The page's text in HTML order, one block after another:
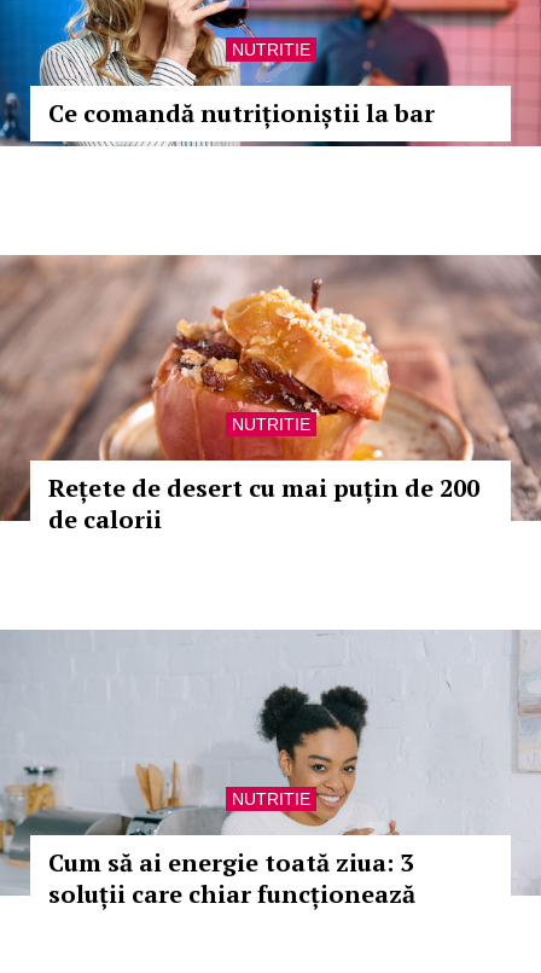
NUTRITIE
Ce comandă nutriționiștii la bar
NUTRITIE
Rețete de desert cu mai puțin de 200
de calorii
NUTRITIE
Cum să ai energie toată ziua: 3
soluții care chiar funcționează